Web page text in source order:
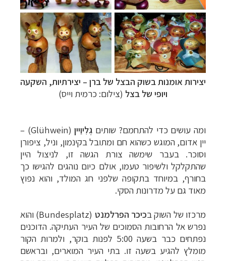
יצירות אומנות בשוק הבצל של ברן – יצירתיות, השקעה
ויופי של בצל (צילום: כרמית וייס)
ומה עושים כדי להתחמם? שותים גְלִיוַ‏יין(
Glühwein
)
–
יין אדום, המוגש כשהוא חם ומתובל בקינמון, וניל, ציפורן
וסוכר. בעבר שימשה צורת הגשה זו, לניצול היין
שהתקלקל ולשיפור טעמו, אולם כיום נוהגים להגישו כך
בחורף, במיוחד בתקופה שלפני חג המולד, והוא נפוץ
מאוד גם על מדרונות הסקי.
מרכזו של השוק בכיכר הפרלמנט (
Bundesplatz) והוא
נפרש אל הרחובות הסמוכים של העיר העתיקה. הדוכנים
נפתחים כבר בשעה 5:00 לפנות בוקר, ולמרות הקור
מומלץ להגיע בשעה זו. בתי העיר המוארים, ובראשם
טיולי אקטיב - אופניים, שייט והליכה לחצו לרשימת
יעדים »
תכנוןטיולים לצפון אמריקהלחצו לרשימת היעדים »
קרוזים והפלגות נופשלחצו לרשימת היעדים »